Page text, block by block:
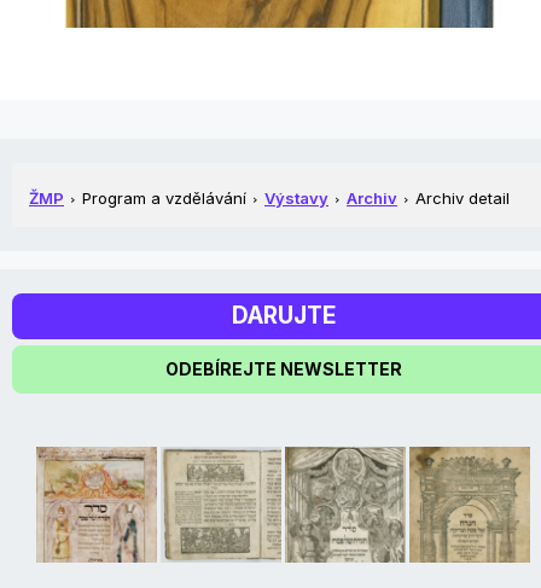
ŽMP Program a vzdělávání Výstavy Archiv Archiv detail
DARUJTE
ODEBÍREJTE NEWSLETTER